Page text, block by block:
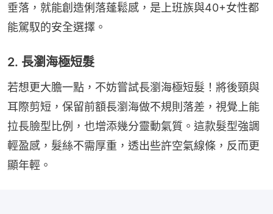
垂落，就能創造俐落蓬鬆感，是上班族與40+女性都
能駕馭的安全選擇。
2. 長瀏海極短髮
若想更大膽一點，不妨嘗試長瀏海極短髮！將後頸與
耳際剪短，保留前額長瀏海做不規則落差，視覺上能
拉長臉型比例，也增添幾分靈動氣質。這款髮型強調
輕盈感，髮絲不需厚重，透出些許空氣線條，反而更
顯年輕。